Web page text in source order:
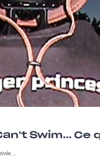
Swim…